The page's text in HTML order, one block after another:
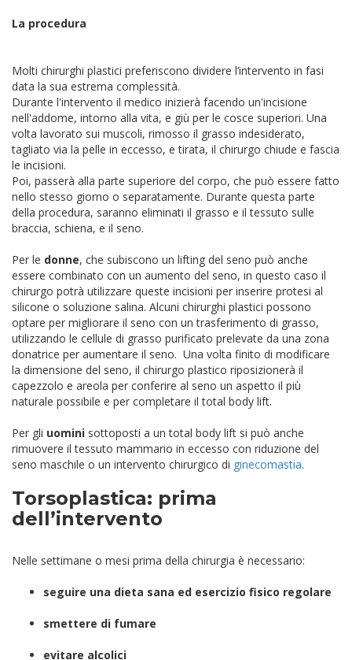
La procedura
Molti chirurghi plastici preferiscono dividere l’intervento in fasi
data la sua estrema complessità.
Durante l'intervento il medico inizierà facendo un'incisione
nell'addome, intorno alla vita, e giù per le cosce superiori. Una
volta lavorato sui muscoli, rimosso il grasso indesiderato,
tagliato via la pelle in eccesso, e tirata, il chirurgo chiude e fascia
le incisioni.
Poi, passerà alla parte superiore del corpo, che può essere fatto
nello stesso giorno o separatamente. Durante questa parte
della procedura, saranno eliminati il grasso e il tessuto sulle
braccia, schiena, e il seno.
Per le donne, che subiscono un lifting del seno può anche
essere combinato con un aumento del seno, in questo caso il
chirurgo potrà utilizzare queste incisioni per inserire protesi al
silicone o soluzione salina. Alcuni chirurghi plastici possono
optare per migliorare il seno con un trasferimento di grasso,
utilizzando le cellule di grasso purificato prelevate da una zona
donatrice per aumentare il seno. Una volta finito di modificare
la dimensione del seno, il chirurgo plastico riposizionerà il
capezzolo e areola per conferire al seno un aspetto il più
naturale possibile e per completare il total body lift.
Per gli uomini sottoposti a un total body lift si può anche
rimuovere il tessuto mammario in eccesso con riduzione del
seno maschile o un intervento chirurgico di ginecomastia.
Torsoplastica: prima
dell’intervento
Nelle settimane o mesi prima della chirurgia è necessario:
seguire una dieta sana ed esercizio fisico regolare
smettere di fumare
evitare alcolici